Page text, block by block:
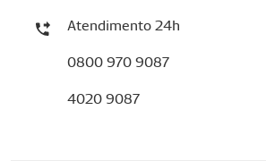
Atendimento 24h
0800 970 9087
4020 9087